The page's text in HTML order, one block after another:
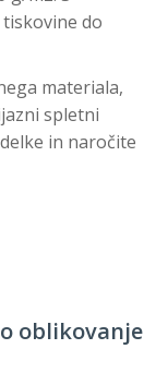
do
materiala,
spletni
in naročite
oblikovanje